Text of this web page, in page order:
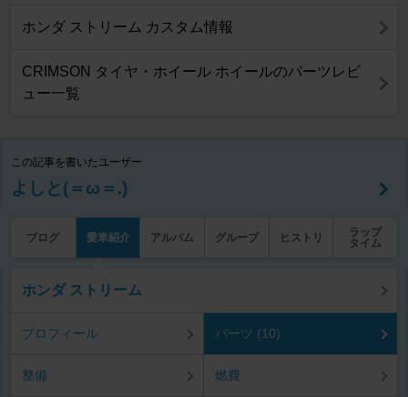
ホンダ ストリーム カスタム情報
CRIMSON タイヤ・ホイール ホイールのパーツレビ
ュー一覧
この記事を書いたユーザー
よしと(＝ω＝.)
ブログ 愛車紹介 アルバム グループ ヒストリ
ラップ
タイム
ホンダ ストリーム
プロフィール パーツ (10)
整備 燃費